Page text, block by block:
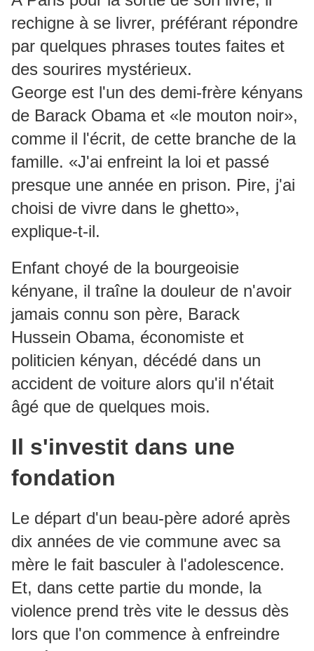
rechigne à se livrer, préférant répondre
par quelques phrases toutes faites et
des sourires mystérieux.
George est l'un des demi-frère kényans
de Barack Obama et «le mouton noir»,
comme il l'écrit, de cette branche de la
famille. «J'ai enfreint la loi et passé
presque une année en prison. Pire, j'ai
choisi de vivre dans le ghetto»,
explique-t-il.
Enfant choyé de la bourgeoisie
kényane, il traîne la douleur de n'avoir
jamais connu son père, Barack
Hussein Obama, économiste et
politicien kényan, décédé dans un
accident de voiture alors qu'il n'était
âgé que de quelques mois.
Il s'investit dans une
fondation
Le départ d'un beau-père adoré après
dix années de vie commune avec sa
mère le fait basculer à l'adolescence.
Et, dans cette partie du monde, la
violence prend très vite le dessus dès
lors que l'on commence à enfreindre